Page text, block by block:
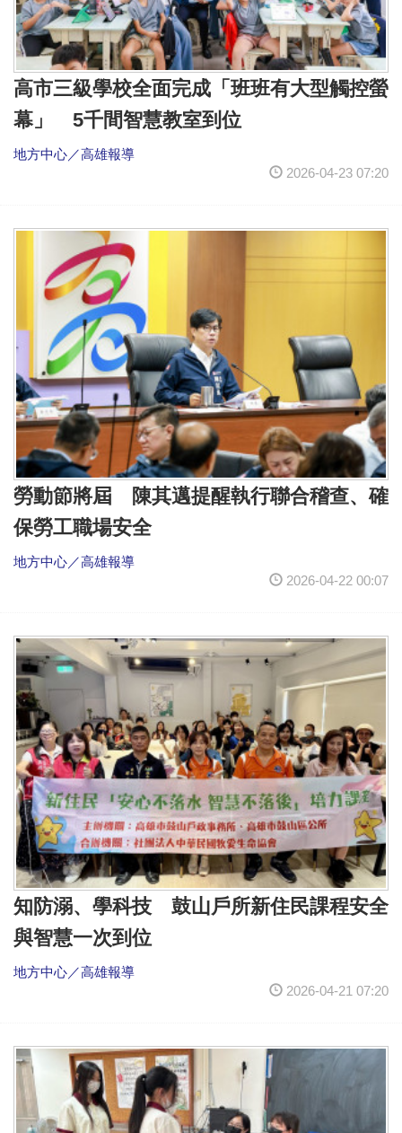
高市三級學校全面完成「班班有大型觸控螢
幕」 5千間智慧教室到位
地方中心／高雄報導
2026-04-23 07:20
勞動節將屆 陳其邁提醒執行聯合稽查、確
保勞工職場安全
地方中心／高雄報導
2026-04-22 00:07
知防溺、學科技 鼓山戶所新住民課程安全
與智慧一次到位
地方中心／高雄報導
2026-04-21 07:20